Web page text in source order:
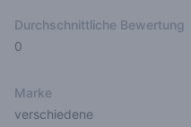
Durchschnittliche Bewertung
0
Marke
verschiedene